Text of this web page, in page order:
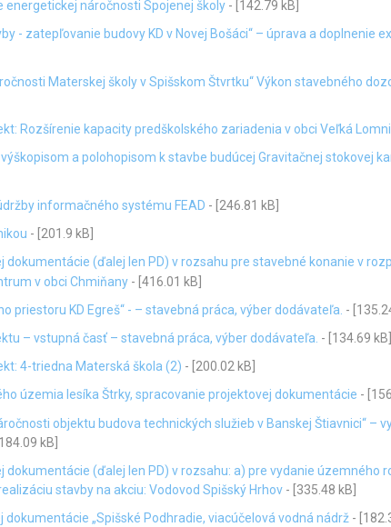
náročnosti Spojenej školy - [142.79 kB]
- zatepľovanie budovy KD v Novej Bošáci“ – úprava a doplnenie
Materskej školy v Spišskom Štvrtku“ Výkon stavebného
Rozšírenie kapacity predškolského zariadenia v obci Veľká
a polohopisom k stavbe budúcej Gravitačnej stokovej
informačného systému FEAD - [246.81 kB]
- [201.9 kB]
dokumentácie (ďalej len PD) v rozsahu pre stavebné konanie v
v obci Chmiňany - [416.01 kB]
priestoru KD Egreš“ - – stavebná práca, výber dodávateľa. -
– vstupná časť – stavebná práca, výber dodávateľa. - [134.69 kB]
4-triedna Materská škola (2) - [200.02 kB]
územia lesíka Štrky, spracovanie projektovej dokumentácie -
objektu budova technických služieb v Banskej Štiavnici“ –
kB]
(ďalej len PD) v rozsahu: a) pre vydanie územného
stavby na akciu: Vodovod Spišský Hrhov - [335.48 kB]
„Spišské Podhradie, viacúčelová vodná nádrž -